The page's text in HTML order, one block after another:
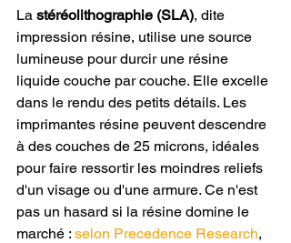
La stéréolithographie (SLA), dite
impression résine, utilise une source
lumineuse pour durcir une résine
liquide couche par couche. Elle excelle
dans le rendu des petits détails. Les
imprimantes résine peuvent descendre
à des couches de 25 microns, idéales
pour faire ressortir les moindres reliefs
d'un visage ou d'une armure. Ce n'est
pas un hasard si la résine domine le
marché : selon Precedence Research,